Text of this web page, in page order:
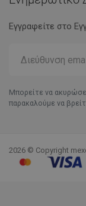
Εγγραφείτε στο
Μπορείτε να
παρακαλούμε να
2026 © Copyright